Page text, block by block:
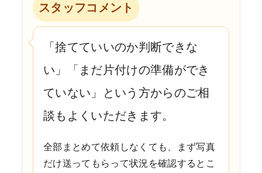
スタッフコメント
「捨てていいのか判断できな
い」「まだ片付けの準備ができ
ていない」という方からのご相
談もよくいただきます。
全部まとめて依頼しなくても、まず写真
だけ送ってもらって状況を確認するとこ